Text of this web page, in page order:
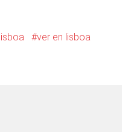
ver en lisboa